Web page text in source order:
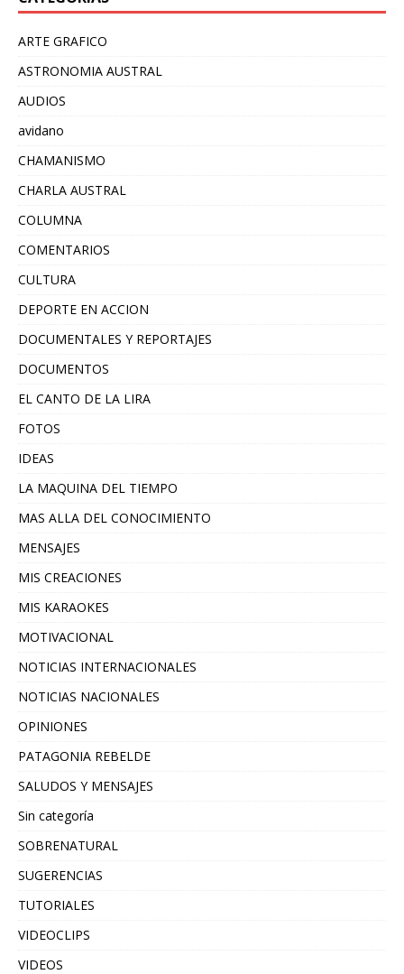
ARTE GRAFICO
ASTRONOMIA AUSTRAL
AUDIOS
avidano
CHAMANISMO
CHARLA AUSTRAL
COLUMNA
COMENTARIOS
CULTURA
DEPORTE EN ACCION
DOCUMENTALES Y REPORTAJES
DOCUMENTOS
EL CANTO DE LA LIRA
FOTOS
IDEAS
LA MAQUINA DEL TIEMPO
MAS ALLA DEL CONOCIMIENTO
MENSAJES
MIS CREACIONES
MIS KARAOKES
MOTIVACIONAL
NOTICIAS INTERNACIONALES
NOTICIAS NACIONALES
OPINIONES
PATAGONIA REBELDE
SALUDOS Y MENSAJES
Sin categoría
SOBRENATURAL
SUGERENCIAS
TUTORIALES
VIDEOCLIPS
VIDEOS